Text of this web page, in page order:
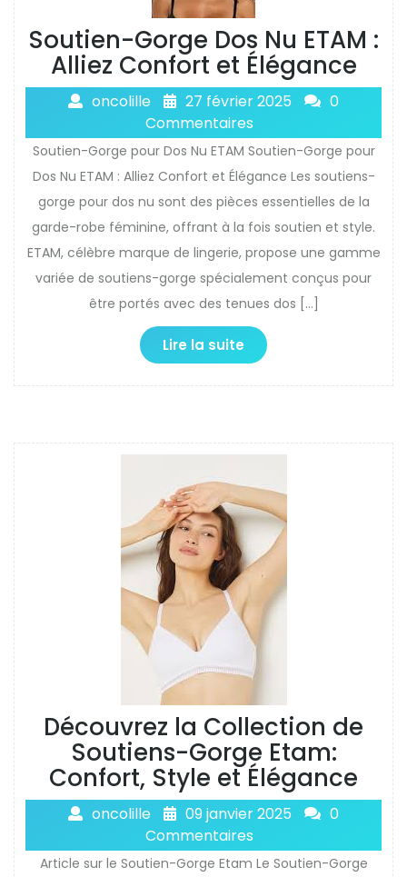
Soutien-Gorge Dos Nu ETAM :
Alliez Confort et Élégance
oncolille 27 février 2025
0
Commentaires
Soutien-Gorge pour Dos Nu ETAM Soutien-Gorge pour
Dos Nu ETAM : Alliez Confort et Élégance Les soutiens-
gorge pour dos nu sont des pièces essentielles de la
garde-robe féminine, offrant à la fois soutien et style.
ETAM, célèbre marque de lingerie, propose une gamme
variée de soutiens-gorge spécialement conçus pour
être portés avec des tenues dos […]
Lire la suite
Découvrez la Collection de
Soutiens-Gorge Etam:
Confort, Style et Élégance
oncolille 09 janvier 2025
0
Commentaires
Article sur le Soutien-Gorge Etam Le Soutien-Gorge